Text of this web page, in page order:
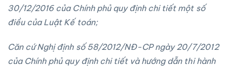
30/12/2016 của Chính phủ quy định chi tiết một số
điều của Luật Kế toán;
Căn cứ Nghị định số 58/2012/NĐ-CP ngày 20/7/2012
của Chính phủ quy định chi tiết và hướng dẫn thi hành